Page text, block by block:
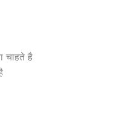
चाहते है